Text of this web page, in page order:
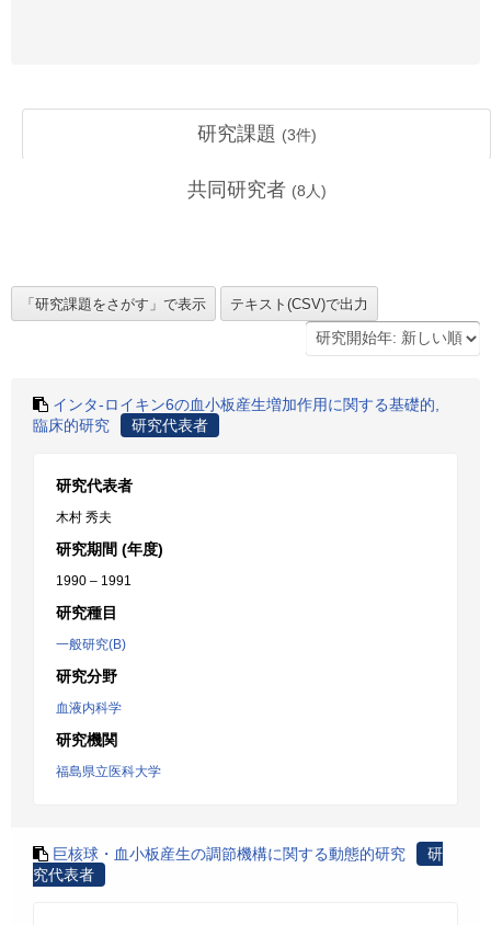
研究課題 (3件)
共同研究者 (8 人)
インタ-ロイキン6の血小板産生増加作用に関する基礎的,
臨床的研究
研究代表者
研究代表者
木村 秀夫
研究期間 (年度)
1990 – 1991
研究種目
一般研究(B)
研究分野
血液内科学
研究機関
福島県立医科大学
巨核球・血小板産生の調節機構に関する動態的研究
研
究代表者